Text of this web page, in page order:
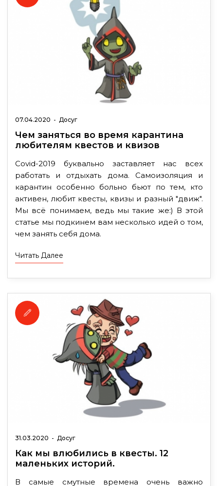
07.04.2020 - Досуг
Чем заняться во время карантина
любителям квестов и квизов
Covid-2019 буквально заставляет нас всех
работать и отдыхать дома. Самоизоляция и
карантин особенно больно бьют по тем, кто
активен, любит квесты, квизы и разный "движ".
Мы всё понимаем, ведь мы такие же:) В этой
статье мы подкинем вам несколько идей о том,
чем занять себя дома.
Читать Далее
31.03.2020 - Досуг
Как мы влюбились в квесты. 12
маленьких историй.
В самые смутные времена очень важно